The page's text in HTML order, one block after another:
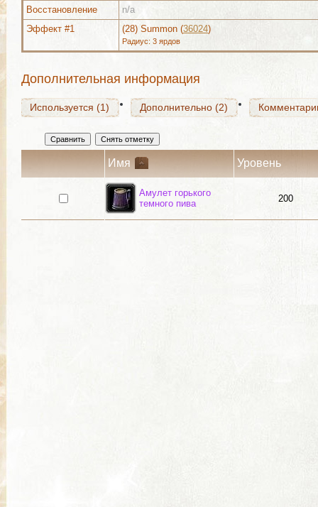
Восстановление
n/a
Эффект #1
(28) Summon (36024)
Радиус: 3 ярдов
Дополнительная информация
Используется (1) Дополнительно (2)
Используется (1) Дополнительно (2)
Имя Уровень
Амулет горького
темного пива
200